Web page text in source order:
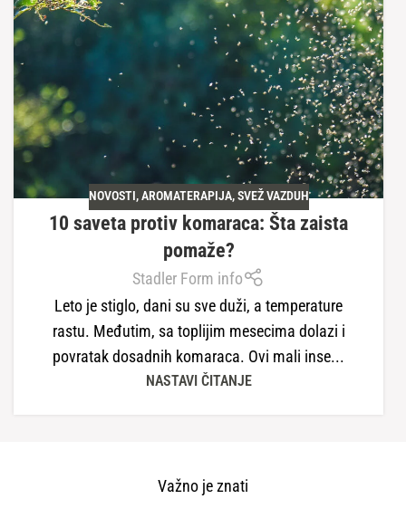
NOVOSTI,AROMATERAPIJA,SVEŽ VAZDUH
10 saveta protiv komaraca: Šta zaista
pomaže?
Stadler Form info
Leto je stiglo, dani su sve duži, a temperature
rastu. Međutim, sa toplijim mesecima dolazi i
povratak dosadnih komaraca. Ovi mali inse...
NASTAVI ČITANJE
Važno je znati